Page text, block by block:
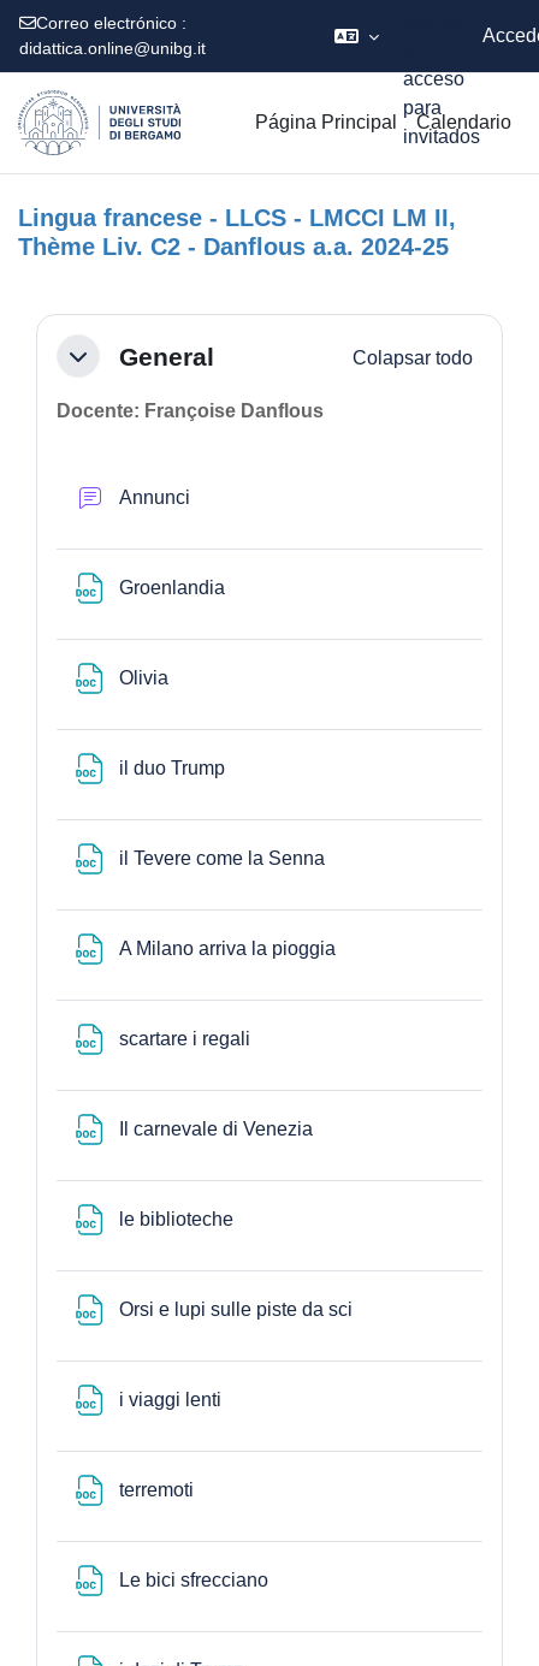
Correo electrónico :
didattica.online@unibg.it
acceso
para
invitados
Página Principal Calendario
Lingua francese - LLCS - LMCCI LM II,
Thème Liv. C2 - Danflous a.a. 2024-25
Perfilado de sección
ColapsarGeneral Colapsar todo
Docente: Françoise Danflous
Annunci
Groenlandia
Olivia
il duo Trump
il Tevere come la Senna
A Milano arriva la pioggia
scartare i regali
Il carnevale di Venezia
le biblioteche
Orsi e lupi sulle piste da sci
i viaggi lenti
terremoti
Le bici sfrecciano